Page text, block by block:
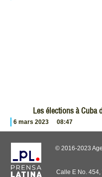
Les élections à Cuba
6 mars 2023 08:47
© 2016-2023
Calle E No.